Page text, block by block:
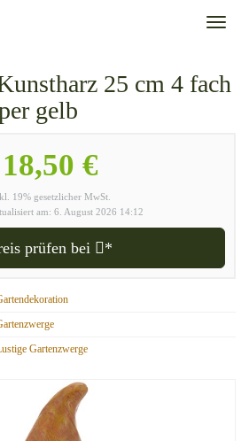
Toggle
25 cm 4 fach
gelb
18,50 €
19% gesetzlicher MwSt.
am: 6. August 2026 14:12
prüfen bei *
Gartenzwerge